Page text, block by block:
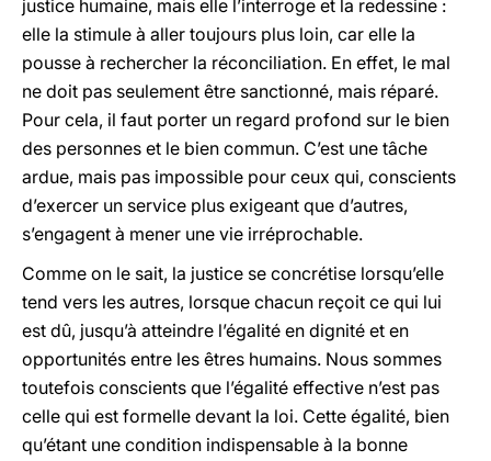
justice humaine, mais elle l’interroge et la redessine :
elle la stimule à aller toujours plus loin, car elle la
pousse à rechercher la réconciliation. En effet, le mal
ne doit pas seulement être sanctionné, mais réparé.
Pour cela, il faut porter un regard profond sur le bien
des personnes et le bien commun. C’est une tâche
ardue, mais pas impossible pour ceux qui, conscients
d’exercer un service plus exigeant que d’autres,
s’engagent à mener une vie irréprochable.
Comme on le sait, la justice se concrétise lorsqu’elle
tend vers les autres, lorsque chacun reçoit ce qui lui
est dû, jusqu’à atteindre l’égalité en dignité et en
opportunités entre les êtres humains. Nous sommes
toutefois conscients que l’égalité effective n’est pas
celle qui est formelle devant la loi. Cette égalité, bien
qu’étant une condition indispensable à la bonne